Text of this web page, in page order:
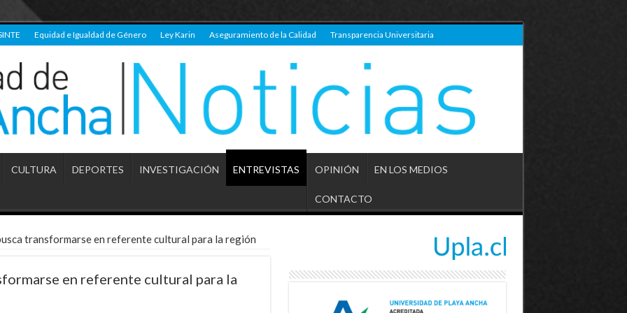
Equidad e Igualdad de Género Ley Karin Aseguramiento de la Calidad Transparencia Universitaria
CULTURA DEPORTES INVESTIGACIÓN ENTREVISTAS OPINIÓN EN LOS MEDIOS
CONTACTO
transformarse en referente cultural para la región
en referente cultural para la